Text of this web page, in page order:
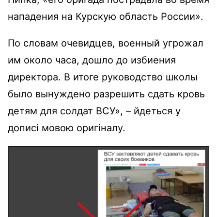
нападения на Курскую область России».
По словам очевидцев, военный угрожал
им около часа, дошло до избиения
директора. В итоге руководство школы
было вынуждено разрешить сдать кровь
детям для солдат ВСУ», – йдеться у
дописі мовою оригіналу.